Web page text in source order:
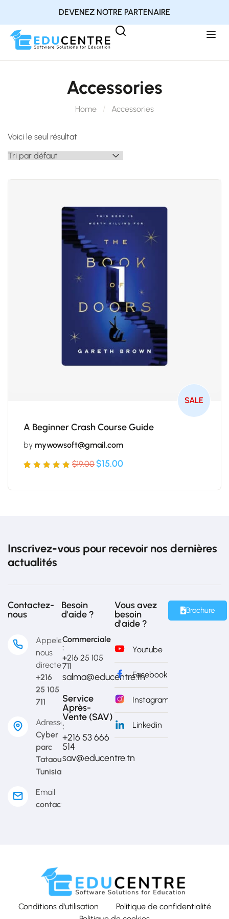
DEVENEZ NOTRE PARTENAIRE
Accessories
Home Accessories
Voici le seul résultat
SALE
A Beginner Crash Course Guide
by mywowsoft@gmail.com
Noté
sur 5
5
client
$19.00$15.00
Inscrivez-vous pour recevoir nos dernières
actualités
Contactez-
nous
Appelez-
nous
directement
+216
25 105
711
Adresse
Cyber
parc
Tataouine,
Tunisia
Email
contact@educentre.tn
Besoin
d'aide ?
Commerciale
:
+216 25 105
711
salma@educentre.tn
Service
Après-
Vente (SAV)
:
+216 53 666
514​
sav@educentre.tn
Brochure
Vous avez
besoin
d'aide ?
Youtube
Facebook
Instagram
Linkedin
Conditions d'utilisation
Politique de confidentialité